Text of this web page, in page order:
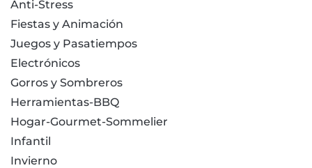
Anti-Stress
Fiestas y Animación
Juegos y Pasatiempos
Electrónicos
Gorros y Sombreros
Herramientas-BBQ
Hogar-Gourmet-Sommelier
Infantil
Invierno